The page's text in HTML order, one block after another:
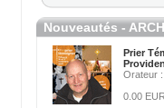
Nouveautés -
Prier
Orateur
0.00